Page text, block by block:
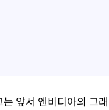
는 앞서 엔비디아의 그